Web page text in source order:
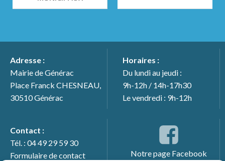
Adresse :
Mairie de Générac
Place Franck CHESNEAU,
30510 Générac
Horaires :
Du lundi au jeudi :
9h-12h / 14h-17h30
Le vendredi : 9h-12h
Contact :
Tél. : 04 49 29 59 30
Formulaire de contact
Notre page Facebook